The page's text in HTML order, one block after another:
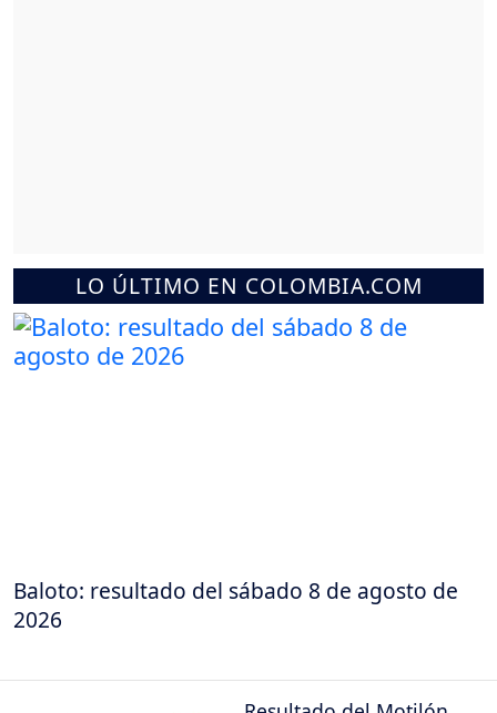
LO ÚLTIMO EN COLOMBIA.COM
Baloto: resultado del sábado 8 de agosto de
2026